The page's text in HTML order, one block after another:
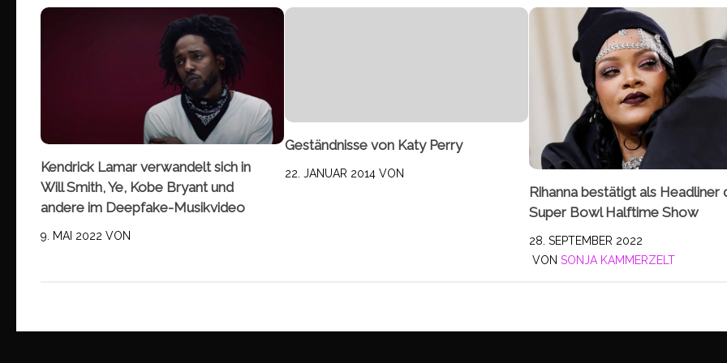
Kendrick Lamar verwandelt sich in
Will Smith, Ye, Kobe Bryant und
andere im Deepfake-Musikvideo
9. MAI 2022 VON
Geständnisse von Katy Perry
22. JANUAR 2014 VON
Rihanna bestätigt als Headliner
Super Bowl Halftime Show
28. SEPTEMBER 2022
VONSONJA KAMMERZELT